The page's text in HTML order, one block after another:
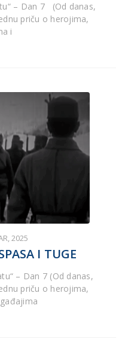
– Dan 7 (Od danas,
priču o herojima,
i
2025
I TUGE
– Dan 7 (Od danas,
priču o herojima,